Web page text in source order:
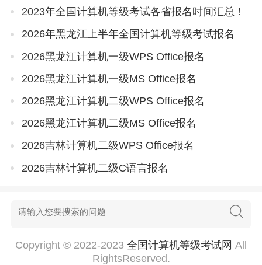
2023年全国计算机等级考试各省报名时间汇总！
2026年黑龙江上半年全国计算机等级考试报名
2026黑龙江计算机一级WPS Office报名
2026黑龙江计算机一级MS Office报名
2026黑龙江计算机二级WPS Office报名
2026黑龙江计算机二级MS Office报名
2026吉林计算机二级WPS Office报名
2026吉林计算机二级C语言报名
Copyright © 2022-2023 全国计算机等级考试网 All
RightsReserved.